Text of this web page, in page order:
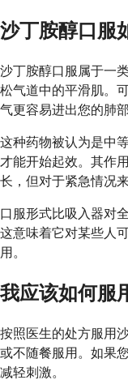
沙丁胺醇口服
沙丁胺醇口服属于一
松气道中的平滑肌。
气更容易进出您的肺部
这种药物被认为是中
才能开始起效。其作
长，但对于紧急情况
口服形式比吸入器对
这意味着它对某些人
用。
我应该如何服
按照医生的处方服用
或不随餐服用。如果
减轻刺激。